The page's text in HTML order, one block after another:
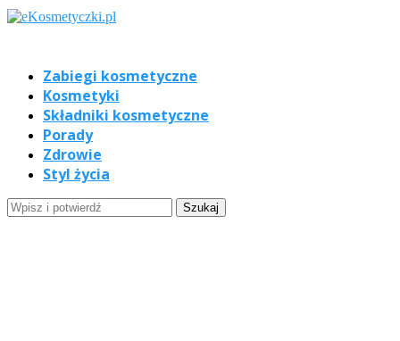
Zabiegi kosmetyczne
Kosmetyki
Składniki kosmetyczne
Porady
Zdrowie
Styl życia